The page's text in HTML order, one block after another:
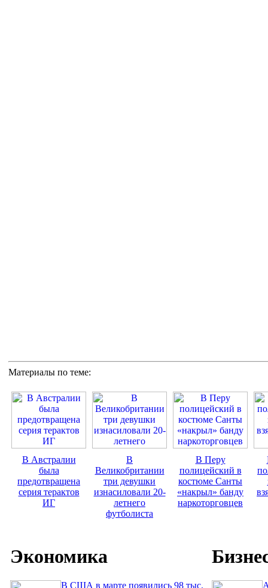
Материалы по теме:
В Австралии
была
предотвращена
серия терактов
ИГ
В
Великобритании
три девушки
изнасиловали 20-
летнего
футболиста
В Перу
полицейский в
костюме Санты
«накрыл» банду
наркоторговцев
Экономика
В США в марте появились 98 тыс.